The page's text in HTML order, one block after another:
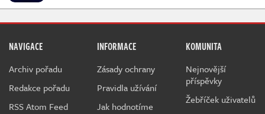
NAVIGACE
Archiv pořadu
Redakce pořadu
RSS Atom Feed
INFORMACE
Zásady ochrany
Pravidla užívání
Jak hodnotíme
KOMUNITA
Nejnovější
příspěvky
Žebříček uživatelů